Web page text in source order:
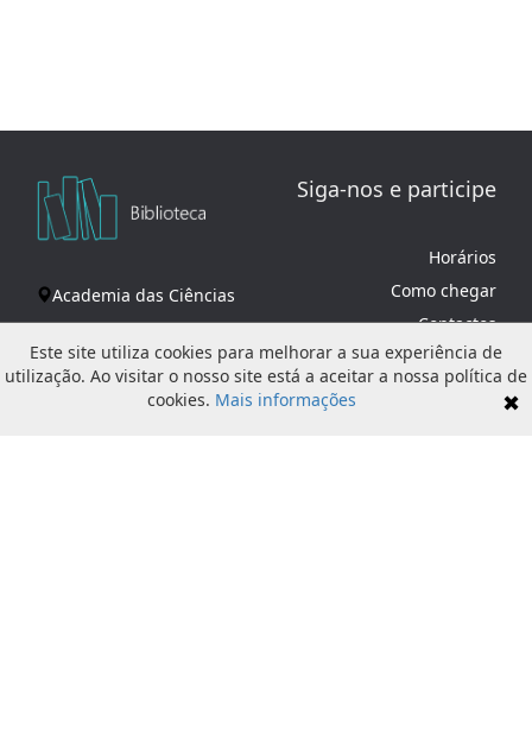
Academia das Ciências
de Lisboa
R. da Academia das
Siga-nos e participe
Horários
Como chegar
Contactos
Este site utiliza cookies para melhorar a sua experiência de
utilização. Ao visitar o nosso site está a aceitar a nossa política de
cookies. Mais informações ✖